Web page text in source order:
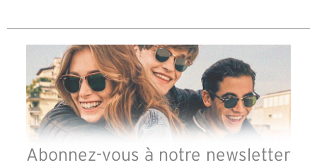
Abonnez-vous à notre newsletter